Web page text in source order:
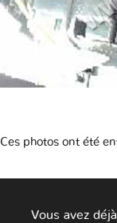
Ces photos ont été
Vous avez